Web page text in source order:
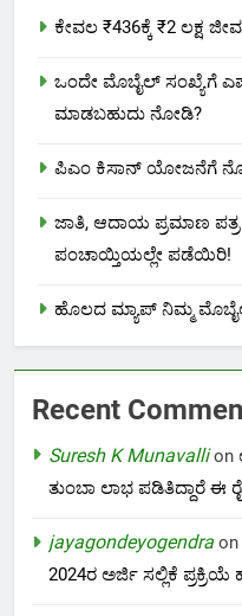
ಕೇವಲ ₹436ಕ್ಕೆ ₹2 ಲಕ್ಷ
ಒಂದೇ ಮೊಬೈಲ್ ಸಂಖ್ಯೆಗೆ
ಮಾಡಬಹುದು ನೋಡಿ?
ಪಿಎಂ ಕಿಸಾನ್ ಯೋಜನೆಗೆ
ಜಾತಿ, ಆದಾಯ ಪ್ರಮಾಣ
ಪಂಚಾಯ್ತಿಯಲ್ಲೇ ಪಡೆಯಿರಿ!
ಹೊಲದ ಮ್ಯಾಪ್ ನಿಮ್ಮ
Recent
Suresh K Munavallion
ತುಂಬಾ ಲಾಭ ಪಡಿತಿದ್ದಾರೆ ಈ
jayagondeyogendra on
2024ರ ಅರ್ಜಿ ಸಲ್ಲಿಕೆ ಪ್ರಕ್ರಿಯೆ